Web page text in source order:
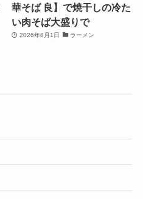
華そば 良】で焼干しの冷た
い肉そば大盛りで
2026年8月1日 ラーメン